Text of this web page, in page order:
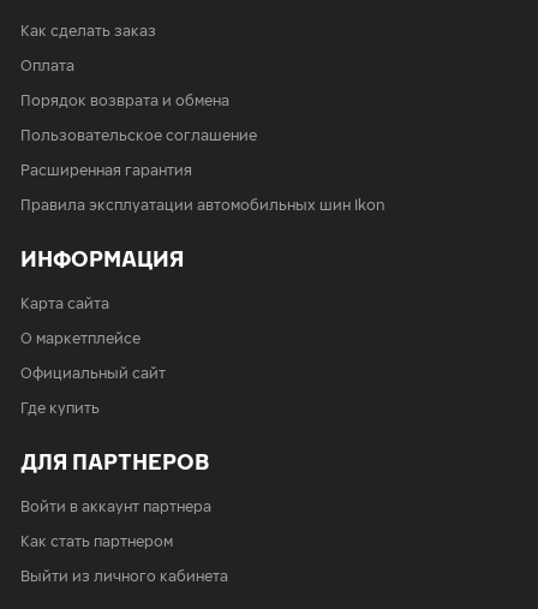
Как сделать заказ
Оплата
Порядок возврата и обмена
Пользовательское соглашение
Расширенная гарантия
Правила эксплуатации автомобильных шин Ikon
ИНФОРМАЦИЯ
Карта сайта
О маркетплейсе
Официальный сайт
Где купить
ДЛЯ ПАРТНЕРОВ
Войти в аккаунт партнера
Как стать партнером
Выйти из личного кабинета